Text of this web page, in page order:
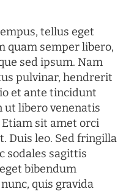
tellus eget
quam semper libero,
sed ipsum. Nam
pulvinar, hendrerit
et ante tincidunt
ut libero venenatis
sit amet orci
Duis leo. Sed fringilla
sodales sagittis
bibendum
quis gravida